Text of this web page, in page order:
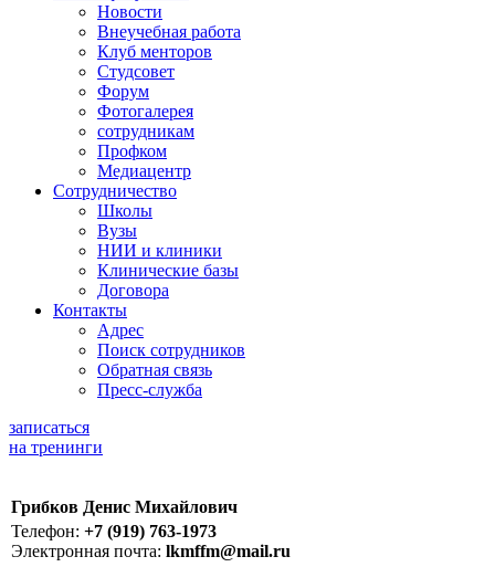
Новости
Внеучебная работа
Клуб менторов
Студсовет
Форум
Фотогалерея
сотрудникам
Профком
Медиацентр
Сотрудничество
Школы
Вузы
НИИ и клиники
Клинические базы
Договора
Контакты
Адрес
Поиск сотрудников
Обратная связь
Пресс-служба
записаться
на тренинги
Грибков Денис Михайлович
Телефон: +7 (919) 763-1973
Электронная почта: lkmffm@mail.ru